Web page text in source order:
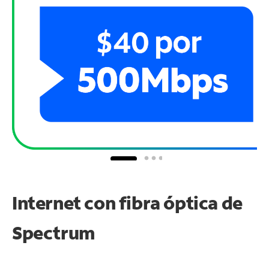
Internet con fibra óptica de
Spectrum